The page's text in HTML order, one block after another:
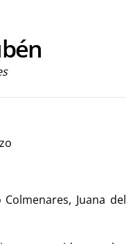
Juana del